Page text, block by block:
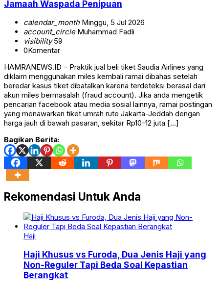
Jamaah Waspada Penipuan
calendar_monthMinggu, 5 Jul 2026
account_circleMuhammad Fadli
visibility59
0Komentar
HAMRANEWS.ID – Praktik jual beli tiket Saudia Airlines yang
diklaim menggunakan miles kembali ramai dibahas setelah
beredar kasus tiket dibatalkan karena terdeteksi berasal dari
akun miles bermasalah (fraud account). Jika anda mengetik
pencarian facebook atau media sosial lainnya, ramai postingan
yang menawarkan tiket umrah rute Jakarta-Jeddah dengan
harga jauh di bawah pasaran, sekitar Rp10-12 juta […]
Bagikan Berita:
Rekomendasi Untuk Anda
Haji
Haji Khusus vs Furoda, Dua Jenis Haji yang
Non-Reguler Tapi Beda Soal Kepastian
Berangkat